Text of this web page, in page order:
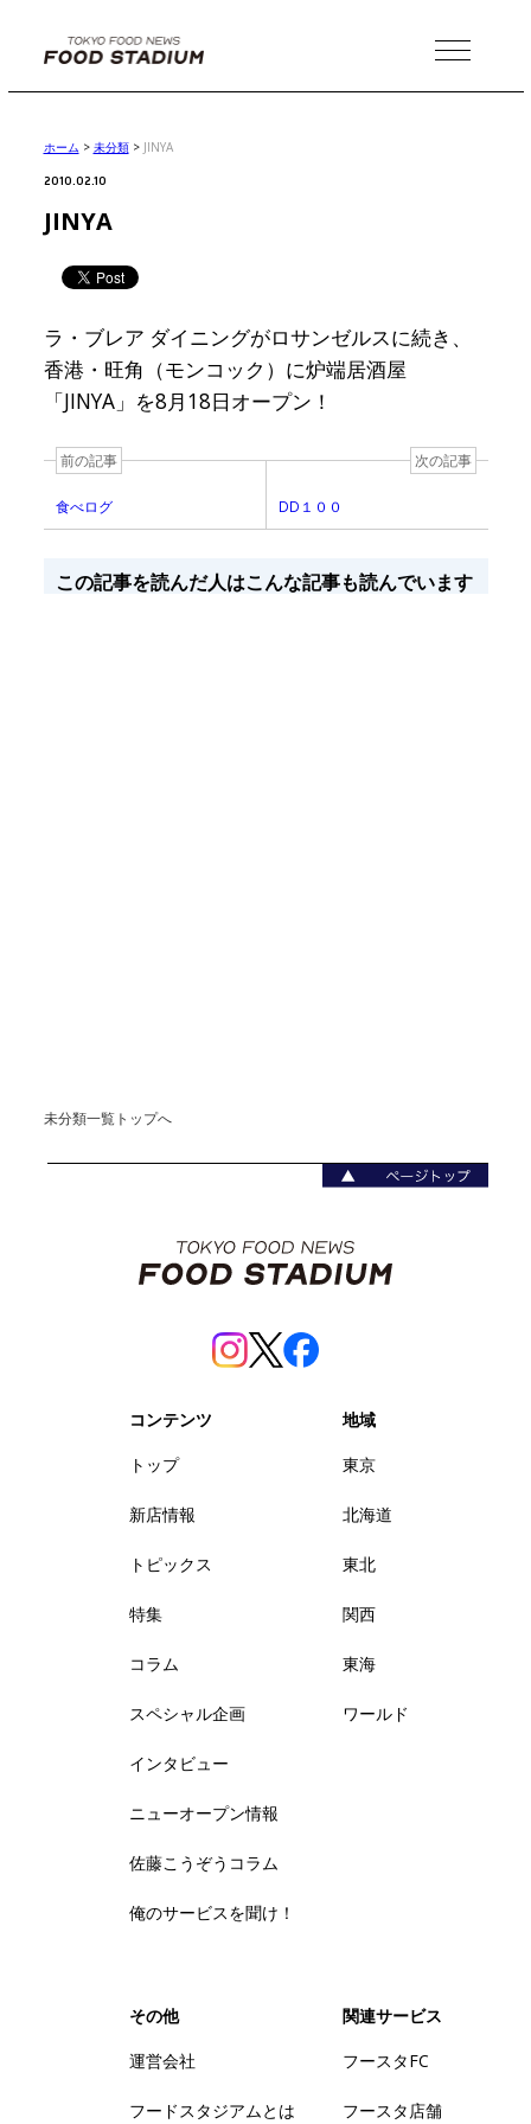
MENU
ホーム > 未分類> JINYA
2010.02.10
JINYA
ラ・ブレア ダイニングがロサンゼルスに続き、
香港・旺角（モンコック）に炉端居酒屋
「JINYA」を8月18日オープン！
前の記事
食べログ
次の記事
DD１００
この記事を読んだ人はこんな記事も読んでいます
未分類一覧トップへ
コンテンツ
トップ
新店情報
トピックス
特集
コラム
スペシャル企画
インタビュー
ニューオープン情報
佐藤こうぞうコラム
俺のサービスを聞け！
地域
東京
北海道
東北
関西
東海
ワールド
その他
運営会社
フードスタジアムとは
関連サービス
フースタFC
フースタ店舗